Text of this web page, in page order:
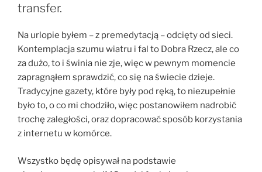
transfer.
Na urlopie byłem – z premedytacją – odcięty od sieci.
Kontemplacja szumu wiatru i fal to Dobra Rzecz, ale co
za dużo, to i świnia nie zje, więc w pewnym momencie
zapragnąłem sprawdzić, co się na świecie dzieje.
Tradycyjne gazety, które były pod ręką, to niezupełnie
było to, o co mi chodziło, więc postanowiłem nadrobić
trochę zaległości, oraz dopracować sposób korzystania
z internetu w komórce.
Wszystko będę opisywał na podstawie